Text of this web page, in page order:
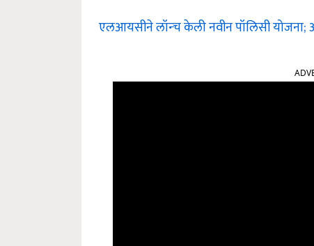
एलआयसीने लॉन्‍च केली नवीन पॉलिसी